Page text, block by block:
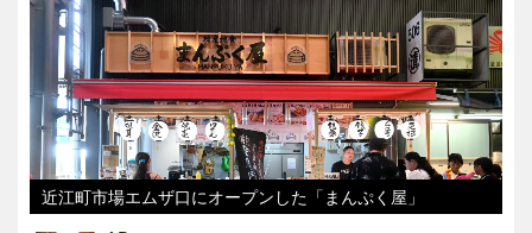
近江町市場エムザ口にオープンした「まんぷく屋」